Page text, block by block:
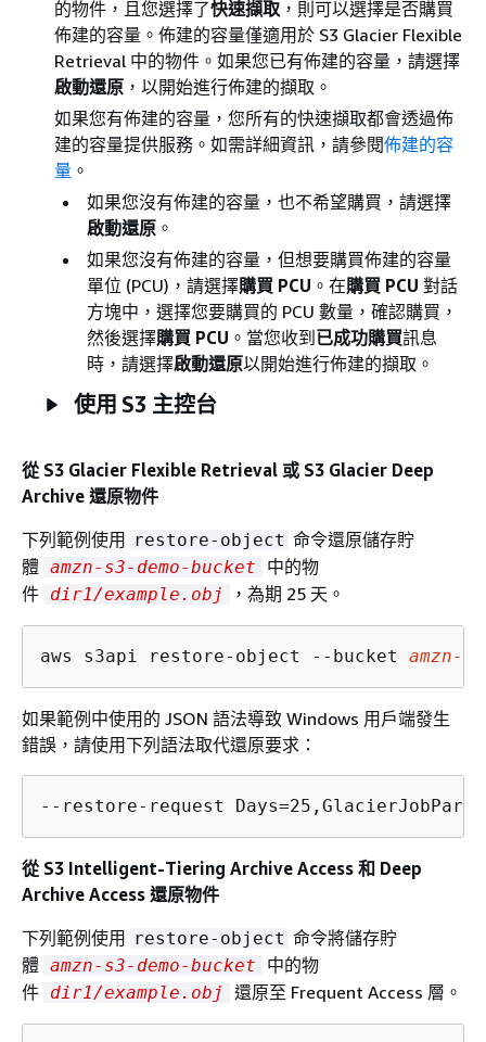
的物件，且您選擇了快速擷取 ，則可以選擇是否購買
佈建的容量。佈建的容量僅適用於 S3 Glacier Flexible
Retrieval 中的物件。如果您已有佈建的容量，請選擇
啟動還原 ，以開始進行佈建的擷取。
如果您有佈建的容量，您所有的快速擷取都會透過佈
建的容量提供服務。如需詳細資訊，請參閱佈建的容
量 。
如果您沒有佈建的容量，也不希望購買，請選擇
啟動還原 。
如果您沒有佈建的容量，但想要購買佈建的容量
單位 (PCU)，請選擇購買 PCU 。在購買 PCU 對話
方塊中，選擇您要購買的 PCU 數量，確認購買，
然後選擇購買 PCU 。當您收到已成功購買訊息
時，請選擇啟動還原以開始進行佈建的擷取。
使用 S3 主控台
從 S3 Glacier Flexible Retrieval 或 S3 Glacier Deep
Archive 還原物件
下列範例使用 restore-object 命令還原儲存貯
體 amzn-s3-demo-bucket
中的物
件 dir1/example.obj ，為期 25 天。
aws s3api restore-object --bucket amzn-
如果範例中使用的 JSON 語法導致 Windows 用戶端發生
錯誤，請使用下列語法取代還原要求：
--restore-request
從 S3 Intelligent-Tiering Archive Access 和 Deep
Archive Access 還原物件
下列範例使用 restore-object 命令將儲存貯
體 amzn-s3-demo-bucket
中的物
件 dir1/example.obj 還原至 Frequent Access 層。